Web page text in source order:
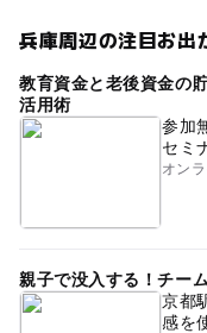
兵庫周辺の注目お出
教育資金と老後資金の
活用術
参加
セミ
オン
親子で没入する！チー
京都
感を